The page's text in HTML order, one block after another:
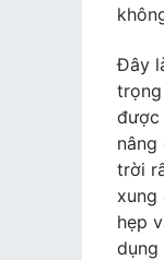
Đây
được
nâng
trời
xung
hẹp
dụng